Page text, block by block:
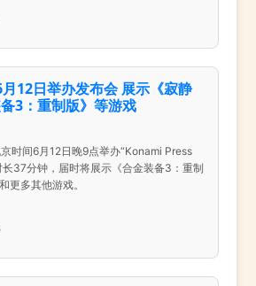
12日举办发布会 展示《寂静
3：重制版》等游戏
时间6月12日晚9点举办“Konami Press
37分钟，届时将展示《合金装备3：重制
更多其他游戏。